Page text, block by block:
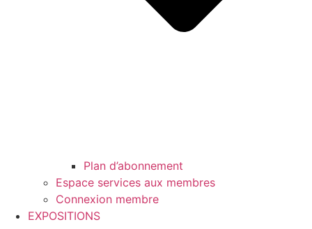
Plan d’abonnement
Espace services aux membres
Connexion membre
EXPOSITIONS